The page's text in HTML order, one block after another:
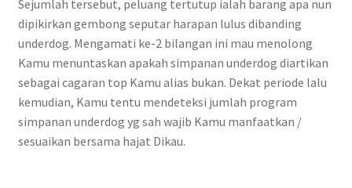
Sejumlah tersebut, peluang tertutup ialah barang apa nun
dipikirkan gembong seputar harapan lulus dibanding
underdog. Mengamati ke-2 bilangan ini mau menolong
Kamu menuntaskan apakah simpanan underdog diartikan
sebagai cagaran top Kamu alias bukan. Dekat periode lalu
kemudian, Kamu tentu mendeteksi jumlah program
simpanan underdog yg sah wajib Kamu manfaatkan /
sesuaikan bersama hajat Dikau.